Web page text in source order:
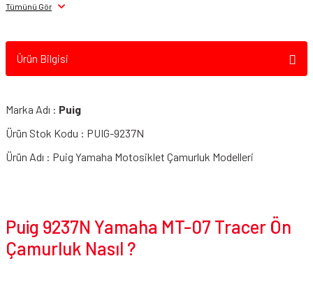
Tümünü Gör
Ürün Bilgisi
Marka Adı : Puig
Ürün Stok Kodu : PUIG-9237N
Ürün Adı : Puig Yamaha Motosiklet Çamurluk Modelleri
Puig 9237N Yamaha MT-07 Tracer Ön
Çamurluk Nasıl ?